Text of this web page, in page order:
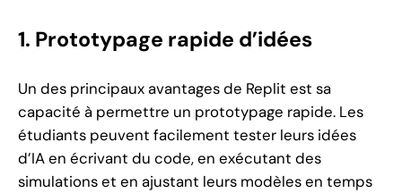
1. Prototypage rapide d’idées
Un des principaux avantages de Replit est sa
capacité à permettre un prototypage rapide. Les
étudiants peuvent facilement tester leurs idées
d’IA en écrivant du code, en exécutant des
simulations et en ajustant leurs modèles en temps